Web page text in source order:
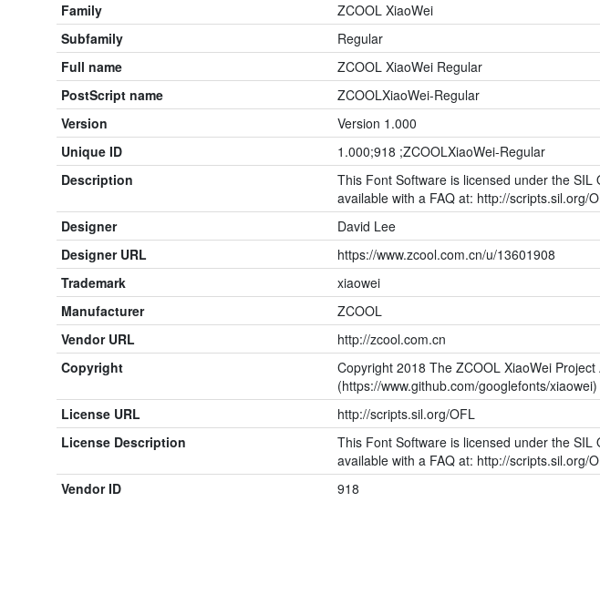
Family
ZCOOL XiaoWei
Subfamily
Regular
Full name
ZCOOL XiaoWei Regular
PostScript name
ZCOOLXiaoWei-Regular
Version
Version 1.000
Unique ID
1.000;918 ;ZCOOLXiaoWei-Regular
Description
This Font Software is licensed under the
available with a FAQ at: http://scripts.sil.org/
Designer
David Lee
Designer URL
https://www.zcool.com.cn/u/13601908
Trademark
xiaowei
Manufacturer
ZCOOL
Vendor URL
http://zcool.com.cn
Copyright
Copyright 2018 The ZCOOL XiaoWei Project
(https://www.github.com/googlefonts/xiaowei)
License URL
http://scripts.sil.org/OFL
License Description
This Font Software is licensed under the
available with a FAQ at: http://scripts.sil.org/
Vendor ID
918